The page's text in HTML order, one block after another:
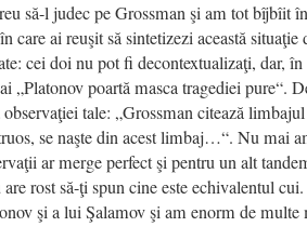
să-l judec pe Grossman şi am tot bîjbîit
care ai reuşit să sintetizezi această
cei doi nu pot fi decontextualizaţi, dar,
„Platonov poartă masca tragediei pure“.
observaţiei tale: „Grossman citează
se naşte din acest limbaj…“. Nu mai
ar merge perfect şi pentru un alt
rost să-ţi spun cine este echivalentul
şi a lui Şalamov şi am enorm de multe